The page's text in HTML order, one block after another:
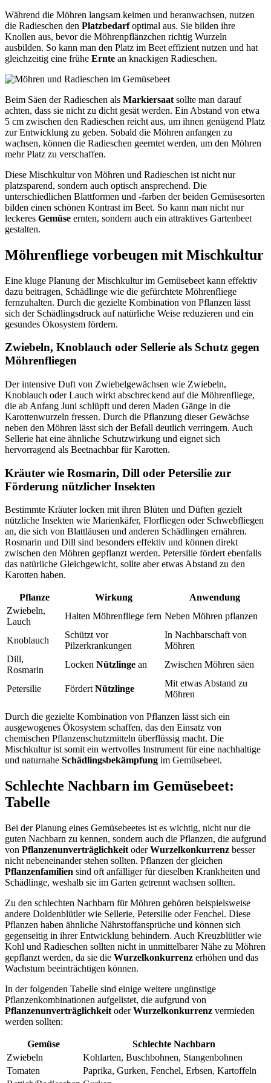
Während die Möhren langsam keimen und heranwachsen, nutzen
die Radieschen den Platzbedarfoptimal aus. Sie bilden ihre
Knollen aus, bevor die Möhrenpflänzchen richtig Wurzeln
ausbilden. So kann man den Platz im Beet effizient nutzen und hat
gleichzeitig eine frühe Ernte an knackigen Radieschen.
Beim Säen der Radieschen als Markiersaat sollte man darauf
achten, dass sie nicht zu dicht gesät werden. Ein Abstand von etwa
5 cm zwischen den Radieschen reicht aus, um ihnen genügend Platz
zur Entwicklung zu geben. Sobald die Möhren anfangen zu
wachsen, können die Radieschen geerntet werden, um den Möhren
mehr Platz zu verschaffen.
Diese Mischkultur von Möhren und Radieschen ist nicht nur
platzsparend, sondern auch optisch ansprechend. Die
unterschiedlichen Blattformen und -farben der beiden Gemüsesorten
bilden einen schönen Kontrast im Beet. So kann man nicht nur
leckeres Gemüse ernten, sondern auch ein attraktives Gartenbeet
gestalten.
Möhrenfliege vorbeugen mit Mischkultur
Eine kluge Planung der Mischkultur im Gemüsebeet kann effektiv
dazu beitragen, Schädlinge wie die gefürchtete Möhrenfliege
fernzuhalten. Durch die gezielte Kombination von Pflanzen lässt
sich der Schädlingsdruck auf natürliche Weise reduzieren und ein
gesundes Ökosystem fördern.
Zwiebeln, Knoblauch oder Sellerie als Schutz gegen
Möhrenfliegen
Der intensive Duft von Zwiebelgewächsen wie Zwiebeln,
Knoblauch oder Lauch wirkt abschreckend auf die Möhrenfliege,
die ab Anfang Juni schlüpft und deren Maden Gänge in die
Karottenwurzeln fressen. Durch die Pflanzung dieser Gewächse
neben den Möhren lässt sich der Befall deutlich verringern. Auch
Sellerie hat eine ähnliche Schutzwirkung und eignet sich
hervorragend als Beetnachbar für Karotten.
Kräuter wie Rosmarin, Dill oder Petersilie zur
Förderung nützlicher Insekten
Bestimmte Kräuter locken mit ihren Blüten und Düften gezielt
nützliche Insekten wie Marienkäfer, Florfliegen oder Schwebfliegen
an, die sich von Blattläusen und anderen Schädlingen ernähren.
Rosmarin und Dill sind besonders effektiv und können direkt
zwischen den Möhren gepflanzt werden. Petersilie fördert ebenfalls
das natürliche Gleichgewicht, sollte aber etwas Abstand zu den
Karotten haben.
Pflanze Wirkung
Anwendung
Zwiebeln,
Lauch
Halten Möhrenfliege fern Neben Möhren pflanzen
Knoblauch
Schützt vor
Pilzerkrankungen
In Nachbarschaft von
Möhren
Dill,
Rosmarin
Locken Nützlinge an Zwischen Möhren säen
Petersilie FördertNützlinge
Mit etwas Abstand zu
Möhren
Durch die gezielte Kombination von Pflanzen lässt sich ein
ausgewogenes Ökosystem schaffen, das den Einsatz von
chemischen Pflanzenschutzmitteln überflüssig macht. Die
Mischkultur ist somit ein wertvolles Instrument für eine nachhaltige
und naturnahe Schädlingsbekämpfung im Gemüsebeet.
Schlechte Nachbarn im Gemüsebeet:
Tabelle
Bei der Planung eines Gemüsebeetes ist es wichtig, nicht nur die
guten Nachbarn zu kennen, sondern auch die Pflanzen, die aufgrund
von Pflanzenunverträglichkeit oderWurzelkonkurrenz besser
nicht nebeneinander stehen sollten. Pflanzen der gleichen
Pflanzenfamilien sind oft anfälliger für dieselben Krankheiten und
Schädlinge, weshalb sie im Garten getrennt wachsen sollten.
Zu den schlechten Nachbarn für Möhren gehören beispielsweise
andere Doldenblütler wie Sellerie, Petersilie oder Fenchel. Diese
Pflanzen haben ähnliche Nährstoffansprüche und können sich
gegenseitig in ihrer Entwicklung behindern. Auch Kreuzblütler wie
Kohl und Radieschen sollten nicht in unmittelbarer Nähe zu Möhren
gepflanzt werden, da sie die Wurzelkonkurrenz erhöhen und das
Wachstum beeinträchtigen können.
In der folgenden Tabelle sind einige weitere ungünstige
Pflanzenkombinationen aufgelistet, die aufgrund von
Pflanzenunverträglichkeit oderWurzelkonkurrenz vermieden
werden sollten:
Gemüse
Schlechte Nachbarn
Zwiebeln
Kohlarten, Buschbohnen, Stangenbohnen
Tomaten
Paprika, Gurken, Fenchel, Erbsen, Kartoffeln